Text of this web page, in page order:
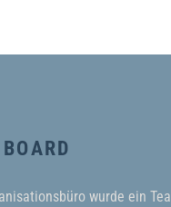
wurde ein